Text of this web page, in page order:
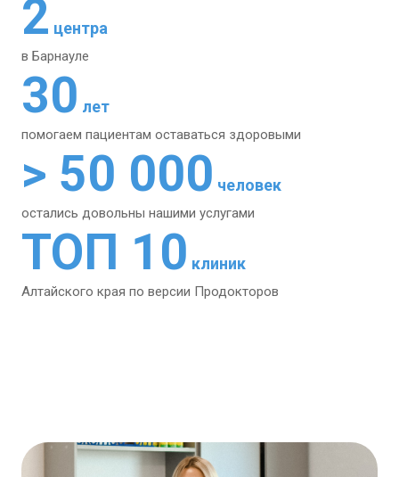
2 центра
в Барнауле
30 лет
помогаем пациентам оставаться здоровыми
> 50 000 человек
остались довольны нашими услугами
ТОП 10 клиник
Алтайского края по версии Продокторов